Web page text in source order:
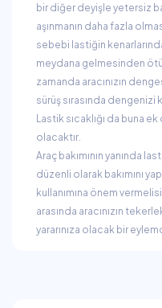
bir diğer deyişle yetersiz
aşınmanın daha fazla
sebebi lastiğin
meydana gelmesinden
zamanda aracınızın
sürüş sırasında
Lastik sıcaklığı da buna
olacaktır.
Araç bakımının yanında
düzenli olarak bakımını
kullanımına önem
arasında aracınızın
yararınıza olacak bir